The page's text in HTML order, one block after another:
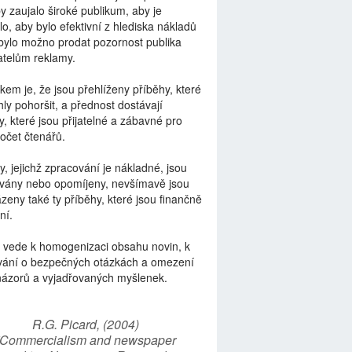
zaujalo široké publikum, aby je
aby bylo efektivní z hlediska nákladů
možno prodat pozornost publika
reklamy.
je, že jsou přehlíženy příběhy, které
pohoršit, a přednost dostávají
které jsou přijatelné a zábavné pro
čtenářů.
jejichž zpracování je nákladné, jsou
nebo opomíjeny, nevšímavě jsou
také ty příběhy, které jsou finančně
vede k homogenizaci obsahu novin, k
o bezpečných otázkách a omezení
a vyjadřovaných myšlenek.
R.G. Picard, (2004)
and newspaper